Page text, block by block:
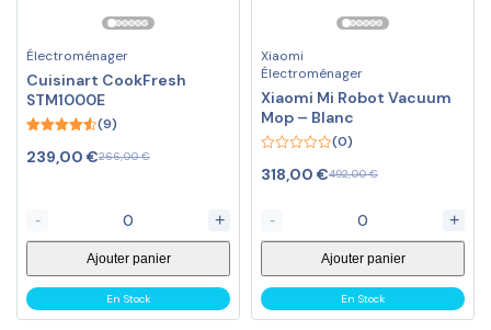
Électroménager
Cuisinart CookFresh
STM1000E
out of 5
(9)
266,00€
239,00 €
- +
Ajouter panier
En Stock
Xiaomi
Électroménager
Xiaomi Mi Robot Vacuum
Mop – Blanc
out
(0)
492,00€
318,00 €
- +
Ajouter panier
En Stock